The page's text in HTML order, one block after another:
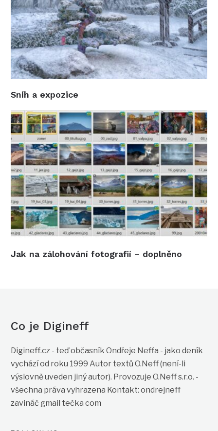
Sníh a expozice
Jak na zálohování fotografií – doplněno
Co je Digineff
Digineff.cz - teď občasník Ondřeje Neffa - jako deník
vychází od roku 1999 Autor textů O.Neff (není-li
výslovně uveden jiný autor). Provozuje O.Neff s.r.o. -
všechna práva vyhrazena Kontakt: ondrejneff
zavináč gmail tečka com